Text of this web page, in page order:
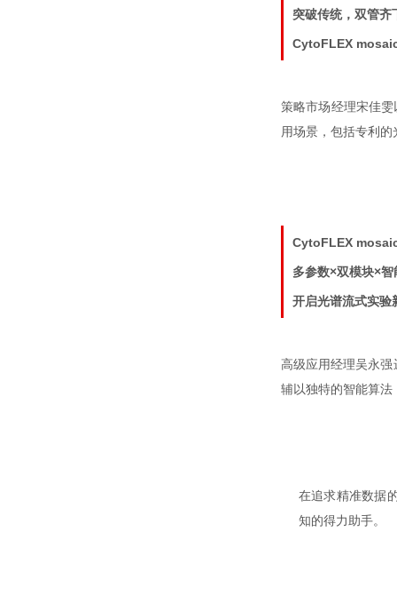
突破传统，双管齐
CytoFLEX
策略市场经理宋佳
用场景，包括专利
CytoFLEX
多参数×双模块×智
开启光谱流式实验
高级应用经理吴永
辅以独特的智能算
在追求精准数据
知的得力助手。